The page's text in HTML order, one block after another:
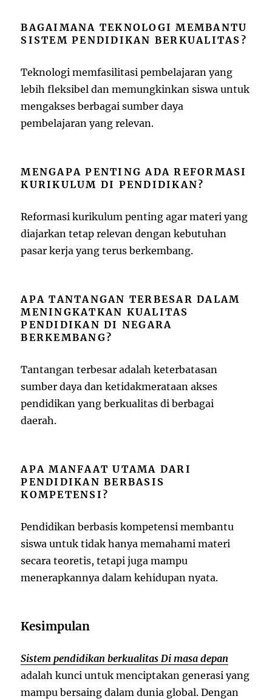
BAGAIMANA TEKNOLOGI MEMBANTU
SISTEM PENDIDIKAN BERKUALITAS?
Teknologi memfasilitasi pembelajaran yang
lebih fleksibel dan memungkinkan siswa untuk
mengakses berbagai sumber daya
pembelajaran yang relevan.
MENGAPA PENTING ADA REFORMASI
KURIKULUM DI PENDIDIKAN?
Reformasi kurikulum penting agar materi yang
diajarkan tetap relevan dengan kebutuhan
pasar kerja yang terus berkembang.
APA TANTANGAN TERBESAR DALAM
MENINGKATKAN KUALITAS
PENDIDIKAN DI NEGARA
BERKEMBANG?
Tantangan terbesar adalah keterbatasan
sumber daya dan ketidakmerataan akses
pendidikan yang berkualitas di berbagai
daerah.
APA MANFAAT UTAMA DARI
PENDIDIKAN BERBASIS
KOMPETENSI?
Pendidikan berbasis kompetensi membantu
siswa untuk tidak hanya memahami materi
secara teoretis, tetapi juga mampu
menerapkannya dalam kehidupan nyata.
Kesimpulan
Sistem pendidikan berkualitas Di masa depan
adalah kunci untuk menciptakan generasi yang
mampu bersaing dalam dunia global. Dengan